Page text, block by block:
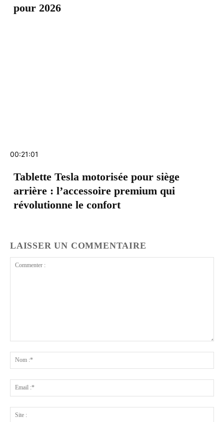
pour 2026
00:21:01
Tablette Tesla motorisée pour siège
arrière : l’accessoire premium qui
révolutionne le confort
LAISSER UN COMMENTAIRE
:*
:*